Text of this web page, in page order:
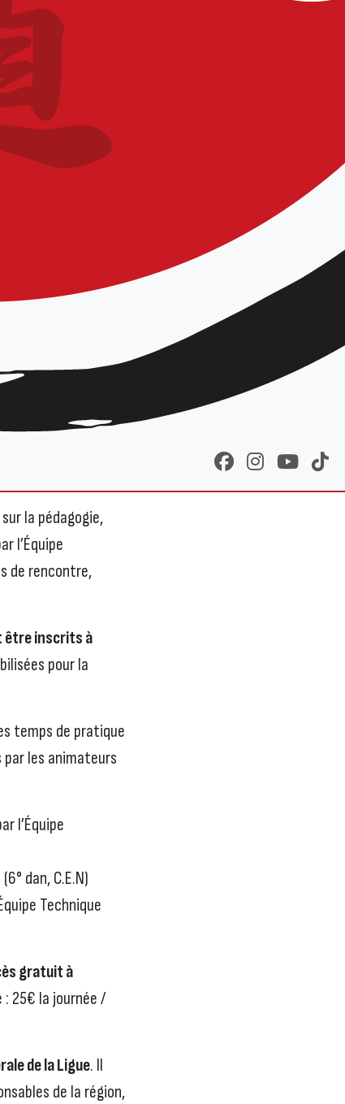
ainsi que des
par la prise de
minimum 2° kyu
la pédagogie,
l’Équipe
de rencontre,
être inscrits à
pour la
temps de pratique
les animateurs
l’Équipe
dan, C.E.N)
Technique
gratuit à
25€ la journée /
de la Ligue. Il
de la région,